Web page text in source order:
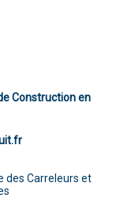
Construction en
des Carreleurs et